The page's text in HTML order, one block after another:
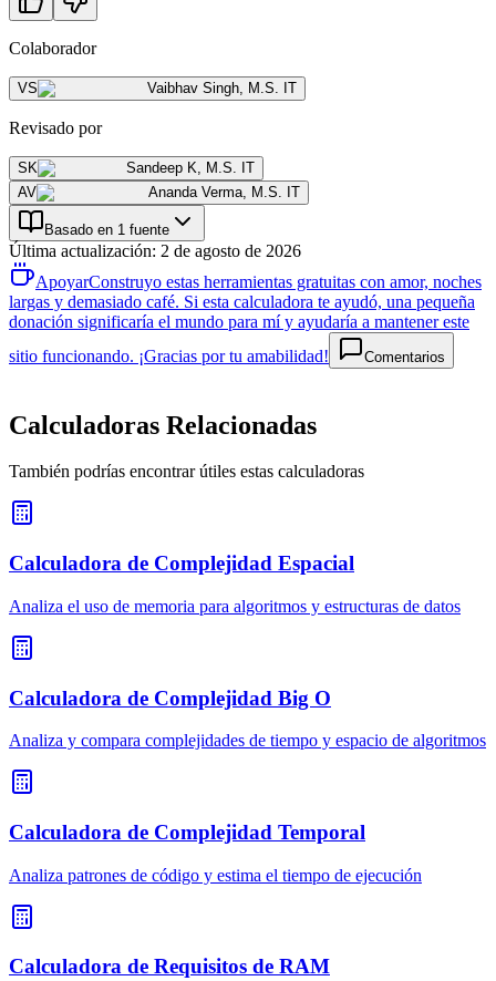
Colaborador
VS Vaibhav Singh M.S. IT
Revisado por
SK Sandeep K
M.S. IT
AV
Ananda Verma M.S. IT
Basado en 1 fuente
Última actualización: 2 de agosto de 2026
ApoyarConstruyo estas herramientas gratuitas con amor, noches
largas y demasiado café. Si esta calculadora te ayudó, una pequeña
donación significaría el mundo para mí y ayudaría a mantener este
sitio funcionando. ¡Gracias por tu amabilidad!
Comentarios
Calculadoras Relacionadas
También podrías encontrar útiles estas calculadoras
Calculadora de Complejidad Espacial
Analiza el uso de memoria para algoritmos y estructuras de datos
Calculadora de Complejidad Big O
Analiza y compara complejidades de tiempo y espacio de algoritmos
Calculadora de Complejidad Temporal
Analiza patrones de código y estima el tiempo de ejecución
Calculadora de Requisitos de RAM